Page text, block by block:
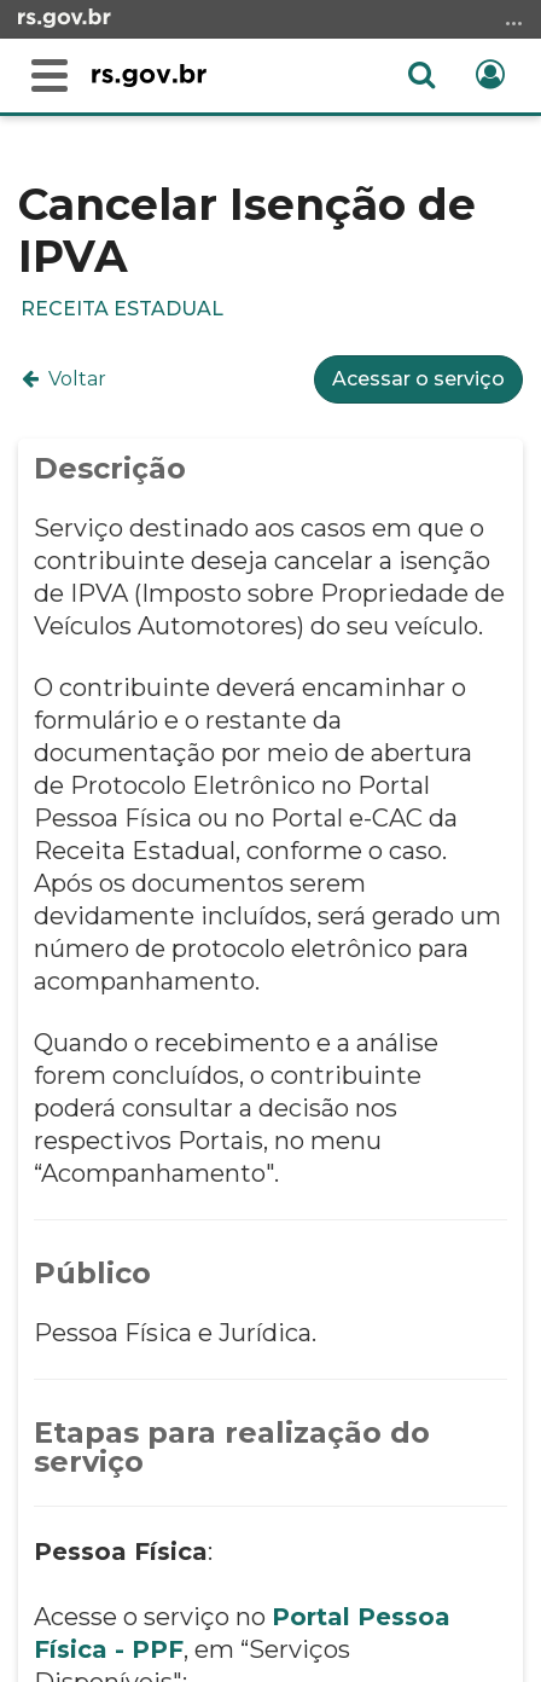
para
conteúdo
menu
para
Alterna
Abrir
conteúdo
Cancelar Isenção de
IPVA
RECEITA ESTADUAL
Voltar Acessar o serviço
Descrição
Serviço destinado aos casos em que o
contribuinte deseja cancelar a isenção
de IPVA (Imposto sobre Propriedade de
Veículos Automotores) do seu veículo.
O contribuinte deverá encaminhar o
formulário e o restante da
documentação por meio de abertura
de Protocolo Eletrônico no Portal
Pessoa Física ou no Portal e-CAC da
Receita Estadual, conforme o caso.
Após os documentos serem
devidamente incluídos, será gerado um
número de protocolo eletrônico para
acompanhamento.
Quando o recebimento e a análise
forem concluídos, o contribuinte
poderá consultar a decisão nos
respectivos Portais, no menu
“Acompanhamento".
Público
Pessoa Física e Jurídica.
Etapas para realização do
serviço
Pessoa Física:
Acesse o serviço no Portal Pessoa
Física - PPF, em “Serviços